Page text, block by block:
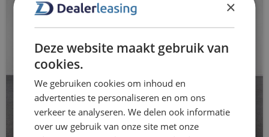
is, bijvoorbeeld bij projectwerk, vervangend vervoer, een
nieuwe functie of wisselende mobiliteitsvraagstukken. Je
rijdt zonder langdurige verplichtingen en kunt je lease
eenvoudig aanpassen wanneer je situatie verandert. Zo
blijft mobiliteit overzichtelijk en flexibel geregeld.
Klantervaringen
Gezin – dagelijks gebruik en weekendritten
buitenspiegels in carrosseriekleur
bumpers in carrosseriekleur
centrale deurvergrendeling met
afstandsbediening
connected services
×
Deze website maakt gebruik van
cookies.
We gebruiken cookies om inhoud en
advertenties te personaliseren en om ons
verkeer te analyseren. We delen ook informatie
over uw gebruik van onze site met onze